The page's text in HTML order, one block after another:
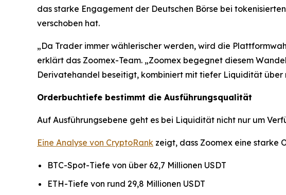
das starke Engagement der Deutschen Börse bei
verschoben hat.
„Da Trader immer wählerischer werden, wird die
erklärt das Zoomex-Team. „Zoomex begegnet diesem
Derivatehandel beseitigt, kombiniert mit tiefer Liquidität
Orderbuchtiefe bestimmt die Ausführungsqualität
Auf Ausführungsebene geht es bei Liquidität nicht nur um
Eine Analyse von CryptoRank zeigt, dass Zoomex eine starke
BTC-Spot-Tiefe von über 62,7 Millionen USDT
ETH-Tiefe von rund 29,8 Millionen USDT